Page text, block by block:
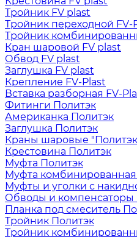
Тройник FV plast
Тройник переходной FV-
Тройник
Кран шаровой FV plast
Обвод FV plast
Заглушка FV plast
Крепление FV-Plast
Вставка разборная FV-
Фитинги Политэк
Американка Политэк
Заглушка Политэк
Краны шаровые
Крестовина Политэк
Муфта Политэк
Муфта
Муфты и уголки с
Обводы и компенсаторы
Планка под смеситель
Тройник Политэк
Тройник